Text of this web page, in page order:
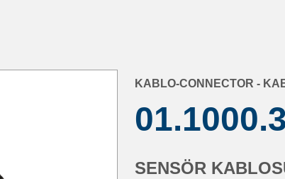
KABLO-CONNECTOR -
SENSÖR